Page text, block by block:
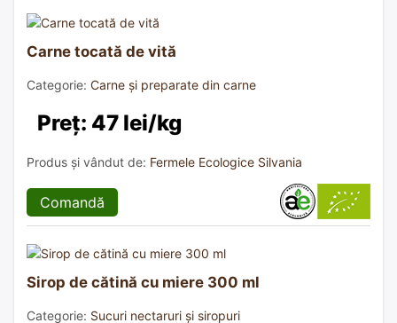
Carne tocată de vită
Categorie: Carne și preparate din carne
Preț: 47 lei/kg
Produs și vândut de: Fermele Ecologice Silvania
Comandă
Sirop de cătină cu miere 300 ml
Categorie: Sucuri nectaruri și siropuri